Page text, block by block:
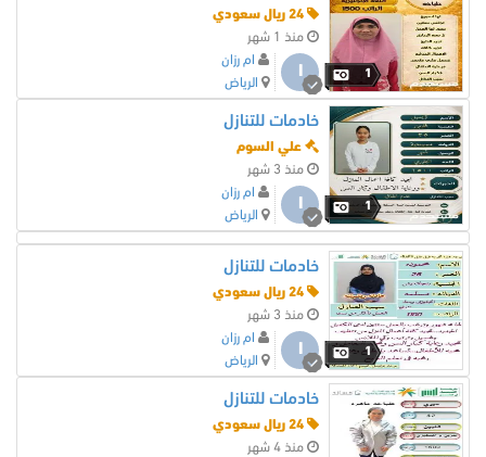
1
منذ 1 شهر
ا
ام رزان
الرياض
1
خادمات للتنازل
علي السوم
منذ 3 شهر
ا
ام رزان
الرياض
1
خادمات للتنازل
منذ 3 شهر
ا
ام رزان
الرياض
خادمات للتنازل
منذ 4 شهر